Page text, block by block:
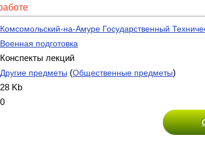
Комсомольский-на-Амуре Государственный
Военная подготовка
Конспекты лекций
Другие предметы (Общественные предметы)
28 Kb
0